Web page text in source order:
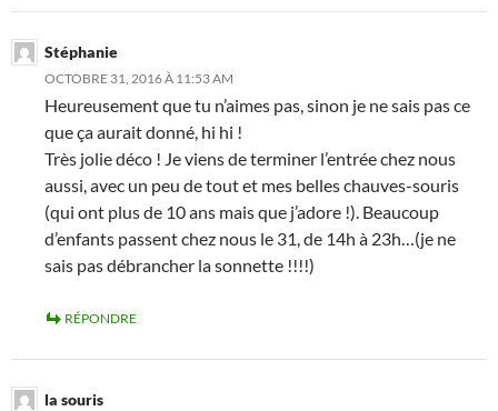
Stéphanie
OCTOBRE 31, 2016 À 11:53 AM
Heureusement que tu n’aimes pas, sinon je ne sais pas ce
que ça aurait donné, hi hi !
Très jolie déco ! Je viens de terminer l’entrée chez nous
aussi, avec un peu de tout et mes belles chauves-souris
(qui ont plus de 10 ans mais que j’adore !). Beaucoup
d’enfants passent chez nous le 31, de 14h à 23h…(je ne
sais pas débrancher la sonnette !!!!)
RÉPONDRE
la souris